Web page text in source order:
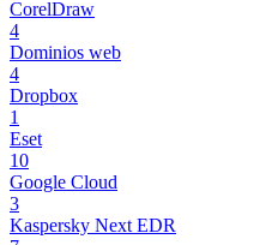
CorelDraw
4
Dominios web
4
Dropbox
1
Eset
10
Google Cloud
3
Kaspersky Next EDR